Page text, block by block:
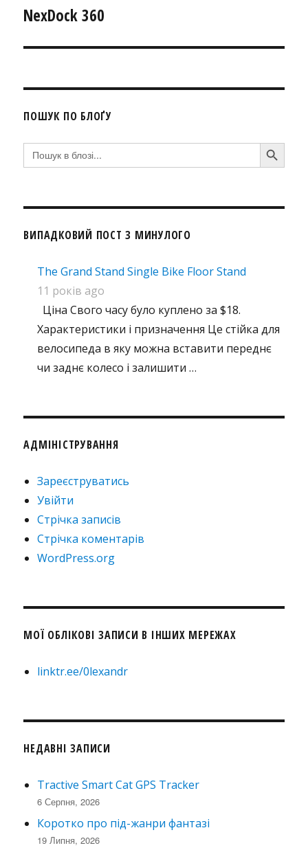
Наступний
NexDock 360
ПОШУК ПО БЛОҐУ
Search
for:
SEARCH BUTTON
ВИПАДКОВИЙ ПОСТ З МИНУЛОГО
The Grand Stand Single Bike Floor Stand
11 років ago
Ціна Свого часу було куплено за $18.
Характеристики і призначення Це стійка для
велосипеда в яку можна вставити переднє
чи заднє колесо і залишити …
АДМІНІСТРУВАННЯ
Зареєструватись
Увійти
Стрічка записів
Стрічка коментарів
WordPress.org
МОЇ ОБЛІКОВІ ЗАПИСИ В ІНШИХ МЕРЕЖАХ
linktr.ee/0lexandr
НЕДАВНІ ЗАПИСИ
Tractive Smart Cat GPS Tracker
6 Серпня, 2026
Коротко про під-жанри фантазі
19 Липня, 2026